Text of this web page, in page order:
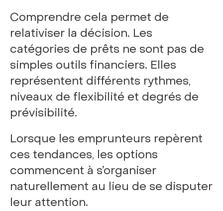
Comprendre cela permet de
relativiser la décision. Les
catégories de prêts ne sont pas de
simples outils financiers. Elles
représentent différents rythmes,
niveaux de flexibilité et degrés de
prévisibilité.
Lorsque les emprunteurs repèrent
ces tendances, les options
commencent à s’organiser
naturellement au lieu de se disputer
leur attention.